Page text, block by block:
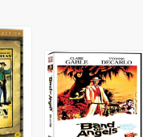
한 사건이 일어나고 그런 와
랭크 카프라 감독의 명쾌한
로맨틱 코미디의 걸작이다.
드는 캐프러 감독의 연출 솜씨
역사에 최초로 주요 5개부문
보여주듯이 잘 짜여진 스토
여준 두 주연의 명연이 함께